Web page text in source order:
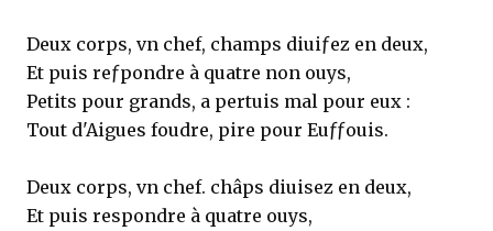
Deux corps, vn chef, champs diuiƒez en deux,
Et puis reƒpondre à quatre non ouys,
Petits pour grands, a pertuis mal pour eux :
Tout d'Aigues foudre, pire pour Euƒƒouis.
Deux corps, vn chef. châps diuisez en deux,
Et puis respondre à quatre ouys,